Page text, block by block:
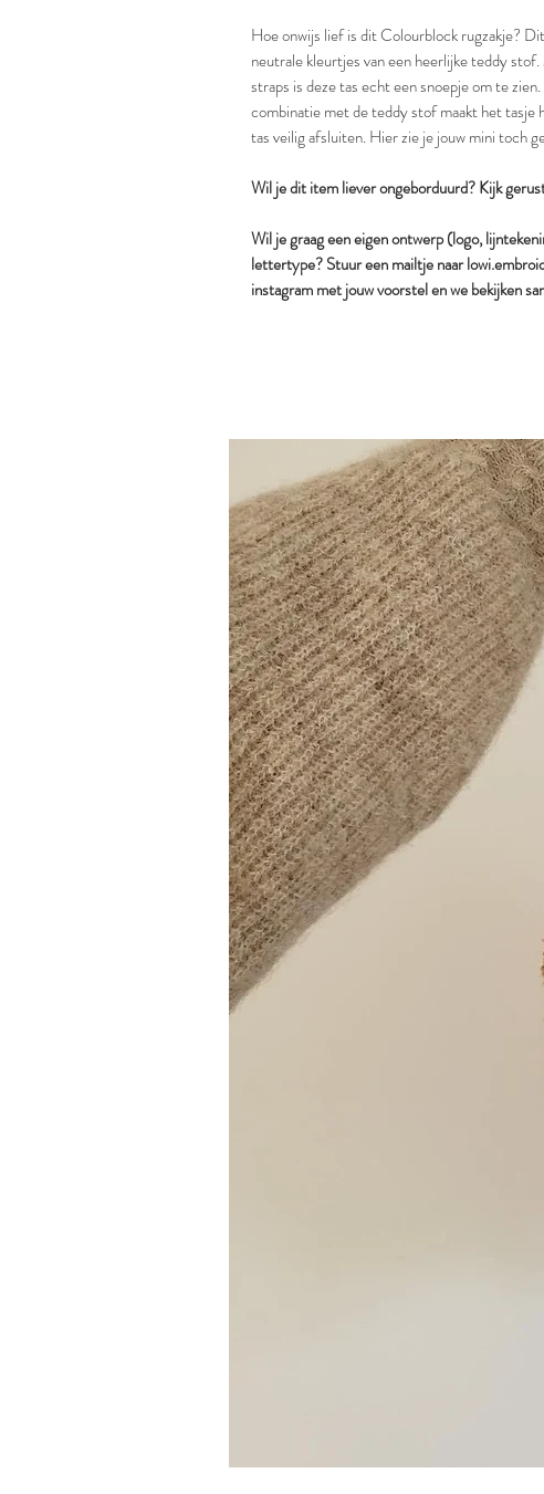
Hoe onwijs lief is dit Colourblock rugzakje?
neutrale kleurtjes van een heerlijke teddy
straps is deze tas echt een snoepje om te
combinatie met de teddy stof maakt het tasje
tas veilig afsluiten. Hier zie je jouw mini toch
Wil je dit item liever ongeborduurd? Kijk
Wil je graag een eigen ontwerp (logo,
lettertype? Stuur een mailtje naar
instagram met jouw voorstel en we bekijken